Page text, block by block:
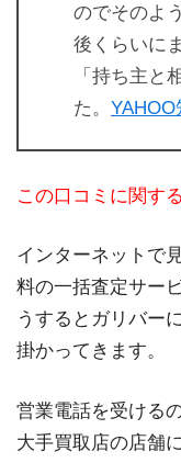
のでそのよ
後くらいに
「持ち主と
た。 YAHOO
この口コミに関す
インターネットで
料の一括査定サー
うするとガリバー
掛かってきます。
営業電話を受ける
大手買取店の店舗